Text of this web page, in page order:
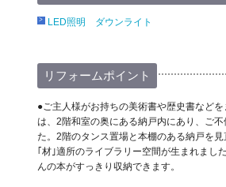
LED照明 ダウンライト
リフォームポイント
●ご主人様がお持ちの美術書や歴史書など
は、2階和室の奥にある納戸内にあり、ご
た。2階のタンス置場と本棚のある納戸を
｢材｣適所のライブラリー空間が生まれまし
んの本がすっきり収納できます。